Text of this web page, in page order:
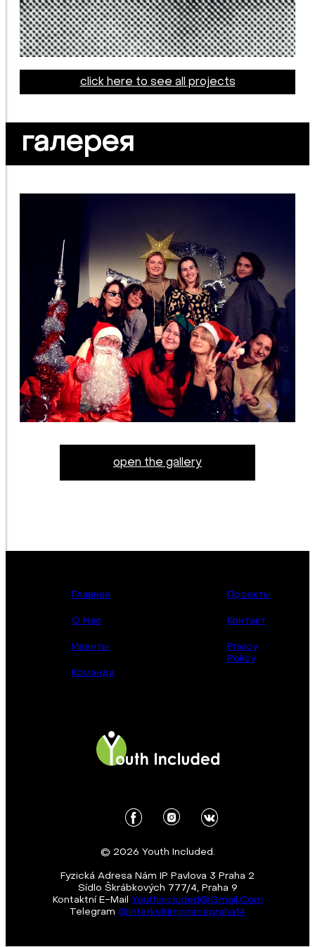
click here to see all projects
галерея
open the gallery
Главная
О Нас
Ивенты
Команда
Проекты
Контакт
Privicy
Policy
© 2026 Youth Included.
Fyzická Adresa Nám IP Pavlova 3 Praha 2
Sídlo Škrábkových 777/4, Praha 9
Kontaktní E-Mail Youthincluded@gmail.com
Telegram @Interkultirnipracepraha14